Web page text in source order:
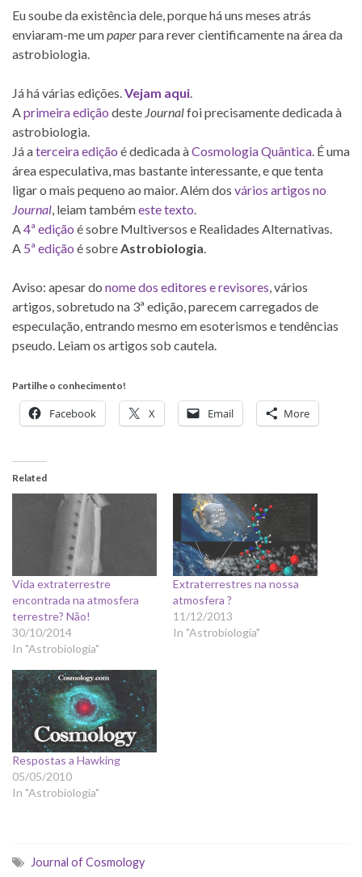
Eu soube da existência dele, porque há uns meses atrás
enviaram-me umpaperpara rever cientificamente na área da
astrobiologia.
Já há várias edições.Vejam aqui.
Aprimeira edição deste Journalfoi precisamente dedicada à
astrobiologia.
Já aterceira edição é dedicada àCosmologia Quântica. É uma
área especulativa, mas bastante interessante, e que tenta
ligar o mais pequeno ao maior. Além dos vários artigos no
Journal, leiam tambémeste texto.
A4ª edição é sobre Multiversos e Realidades Alternativas.
A 5ª edição é sobreAstrobiologia.
Aviso: apesar do nome dos editores e revisores, vários
artigos, sobretudo na 3ª edição, parecem carregados de
especulação, entrando mesmo em esoterismos e tendências
pseudo. Leiam os artigos sob cautela.
Partilhe o conhecimento!
Facebook X Email More
Related
Vida extraterrestre
encontrada na atmosfera
terrestre? Não!
30/10/2014
In "Astrobiologia"
Extraterrestres na nossa
atmosfera ?
11/12/2013
In "Astrobiologia"
Respostas a Hawking
05/05/2010
In "Astrobiologia"
Journal of Cosmology